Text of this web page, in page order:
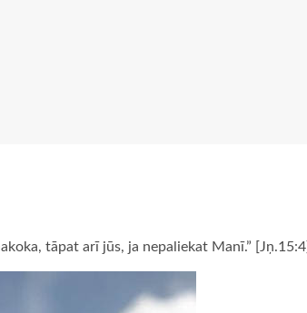
tāpat arī jūs, ja nepaliekat Manī.” [Jņ.15:4]